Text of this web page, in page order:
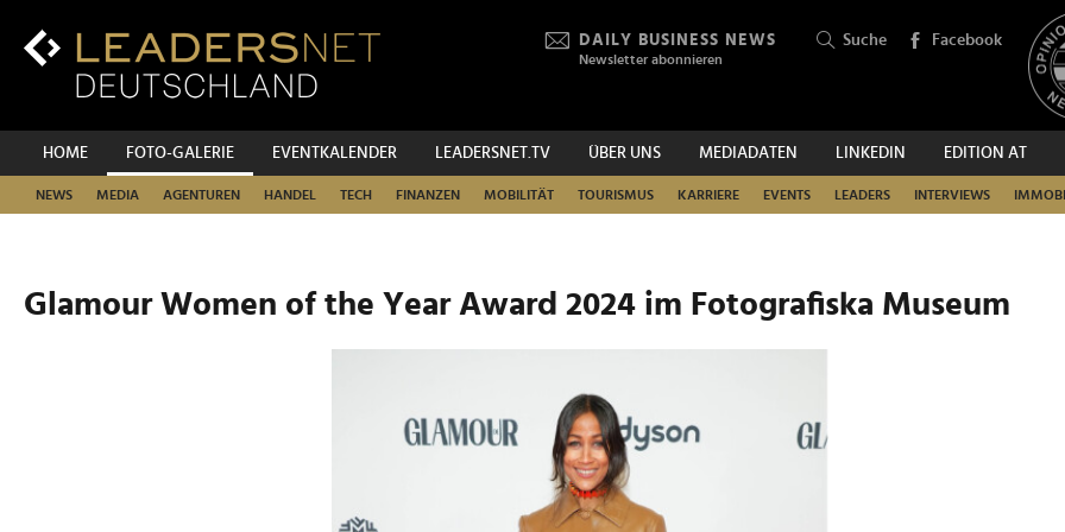
Inhalt
Hauptnavigation
DAILY BUSINESS NEWS
Newsletter abonnieren
Suche Facebook
HOME FOTO-GALERIE EVENTKALENDER LEADERSNET.TV ÜBER UNS MEDIADATEN LINKEDIN EDITION AT
NEWS MEDIA AGENTUREN HANDEL TECH FINANZEN MOBILITÄT TOURISMUS KARRIERE EVENTS LEADERS INTERVIEWS
SUCHEN
Glamour Women of the Year Award 2024 im Fotografiska Museum